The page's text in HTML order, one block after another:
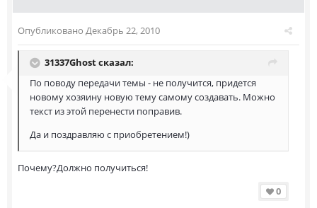
Опубликовано Декабрь 22, 2010
31337Ghost сказал:
По поводу передачи темы - не получится, придется
новому хозяину новую тему самому создавать. Можно
текст из этой перенести поправив.
Да и поздравляю с приобретением!)
Почему?Должно получиться!
0